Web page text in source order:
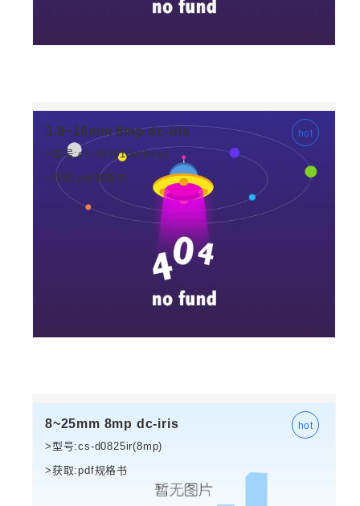
3.8~16mm 8mp dc-iris
>型号:cs-d03816ir(8mp)
>获取:pdf规格书
8~25mm 8mp dc-iris
>型号:cs-d0825ir(8mp)
>获取:pdf规格书